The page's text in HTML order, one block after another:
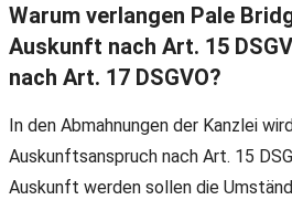
Warum verlangen Pale
Auskunft nach Art. 15
nach Art. 17 DSGVO?
In den Abmahnungen der Kanzlei
Auskunftsanspruch nach Art. 15
Auskunft werden sollen die